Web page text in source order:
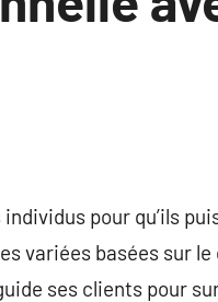
pour qu’ils
variées basées sur le
ses clients pour